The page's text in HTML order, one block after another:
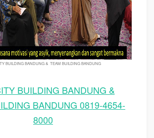
BUILDING BANDUNG & TEAM BUILDING BANDUNG
BUILDING BANDUNG &
BANDUNG 0819-4654-
8000